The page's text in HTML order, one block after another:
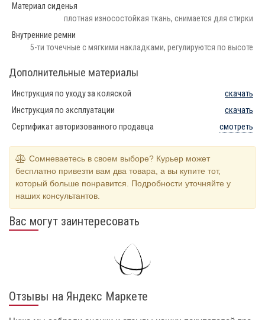
Материал сиденья
плотная износостойкая ткань, снимается для стирки
Внутренние ремни
5-ти точечные с мягкими накладками, регулируются по высоте
Дополнительные материалы
Инструкция по уходу за коляской
скачать
Инструкция по эксплуатации
скачать
Сертификат авторизованного продавца
смотреть
Сомневаетесь в своем выборе? Курьер может
бесплатно привезти вам два товара, а вы купите тот,
который больше понравится. Подробности уточняйте у
наших консультантов.
Вас могут заинтересовать
Отзывы на Яндекс Маркете